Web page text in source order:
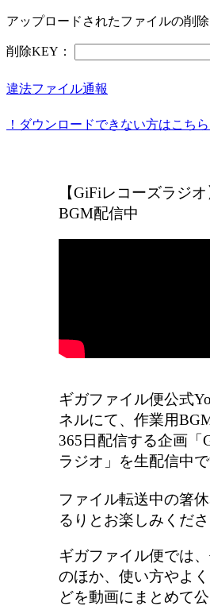
アップロードされたファイルの削除
削除KEY：
違法ファイル通報
！ダウンロードできない方はこち
【GiFiレコーズラジ
BGM配信中
ギガファイル便公式
ネルにて、作業用
365日配信する企画「
ラジオ」を生配信中で
ファイル転送中の箸
るりとお楽しみくださ
ギガファイル便では
のほか、使い方やよ
どを動画にまとめて